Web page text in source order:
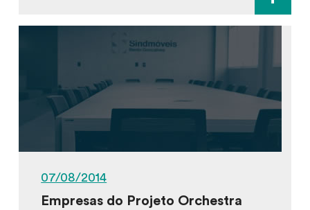
07/08/2014
Empresas do Projeto Orchestra